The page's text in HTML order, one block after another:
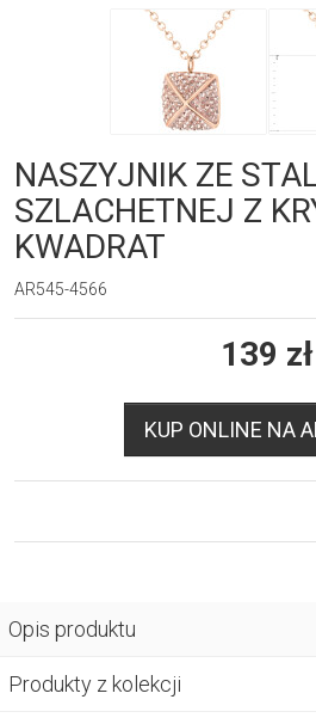
NASZYJNIK ZE
SZLACHETNEJ Z
KWADRAT
AR545-4566
139 zł
KUP ONLINE NA
Opis produktu
Produkty z kolekcji